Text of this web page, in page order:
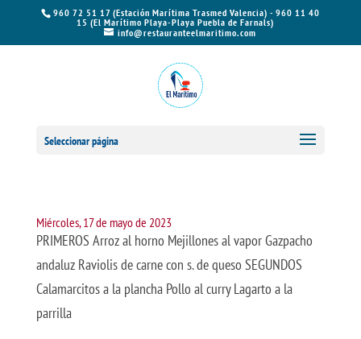
960 72 51 17 (Estación Marítima Trasmed Valencia) - 960 11 40
15 (El Marítimo Playa-Playa Puebla de Farnals)
info@restauranteelmaritimo.com
Seleccionar página
Miércoles, 17 de mayo de 2023
PRIMEROS Arroz al horno Mejillones al vapor Gazpacho
andaluz Raviolis de carne con s. de queso SEGUNDOS
Calamarcitos a la plancha Pollo al curry Lagarto a la
parrilla